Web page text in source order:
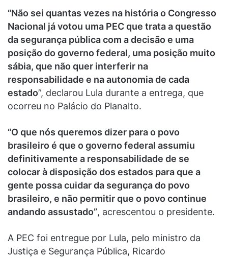
“Não sei quantas vezes na história o Congresso
Nacional já votou uma PEC que trata a questão
da segurança pública com a decisão e uma
posição do governo federal, uma posição muito
sábia, que não quer interferir na
responsabilidade e na autonomia de cada
estado”, declarou Lula durante a entrega, que
ocorreu no Palácio do Planalto.
“O que nós queremos dizer para o povo
brasileiro é que o governo federal assumiu
definitivamente a responsabilidade de se
colocar à disposição dos estados para que a
gente possa cuidar da segurança do povo
brasileiro, e não permitir que o povo continue
andando assustado”, acrescentou o presidente.
A PEC foi entregue por Lula, pelo ministro da
Justiça e Segurança Pública, Ricardo